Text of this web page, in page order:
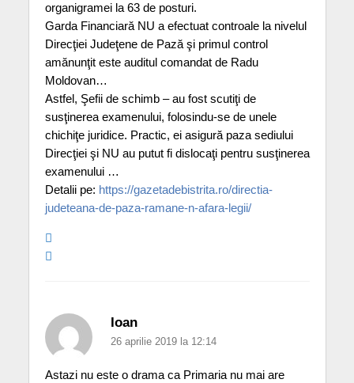
organigramei la 63 de posturi.
Garda Financiară NU a efectuat controale la nivelul
Direcţiei Judeţene de Pază şi primul control
amănunţit este auditul comandat de Radu
Moldovan…
Astfel, Şefii de schimb – au fost scutiţi de
susţinerea examenului, folosindu-se de unele
chichiţe juridice. Practic, ei asigură paza sediului
Direcţiei şi NU au putut fi dislocaţi pentru susţinerea
examenului …
Detalii pe: https://gazetadebistrita.ro/directia-
judeteana-de-paza-ramane-n-afara-legii/
Ioan
26 aprilie 2019 la 12:14
Astazi nu este o drama ca Primaria nu mai are